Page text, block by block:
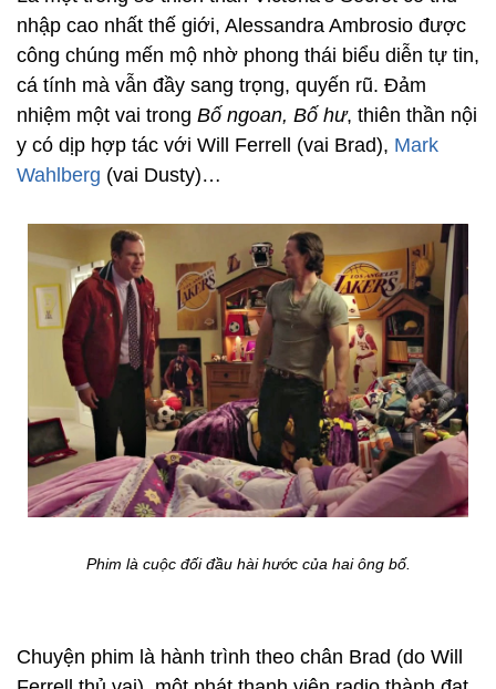
nhập cao nhất thế giới, Alessandra Ambrosio được
công chúng mến mộ nhờ phong thái biểu diễn tự tin,
cá tính mà vẫn đầy sang trọng, quyến rũ. Đảm
nhiệm một vai trong Bố ngoan, Bố hư, thiên thần nội
y có dịp hợp tác với Will Ferrell (vai Brad), Mark
Wahlberg (vai Dusty)…
Phim là cuộc đối đầu hài hước của hai ông bố.
Chuyện phim là hành trình theo chân Brad (do Will